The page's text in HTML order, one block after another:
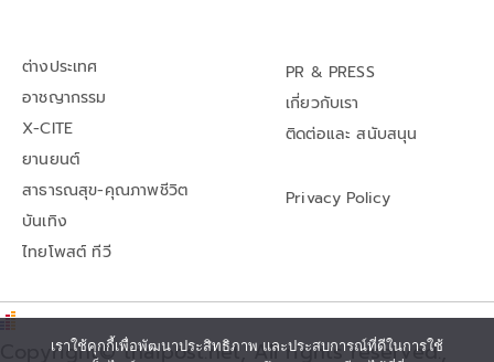
ต่างประเทศ
อาชญากรรม
X-CITE
ยานยนต์
สาธารณสุข-คุณภาพชีวิต
บันเทิง
ไทยโพสต์ ทีวี
PR & PRESS
เกี่ยวกับเรา
ติดต่อและ สนับสนุน
Privacy Policy
Copyright© thaipost.net, All rights reserved.,
เราใช้คุกกี้เพื่อพัฒนาประสิทธิภาพ และประสบการณ์ที่ดีในการใช้